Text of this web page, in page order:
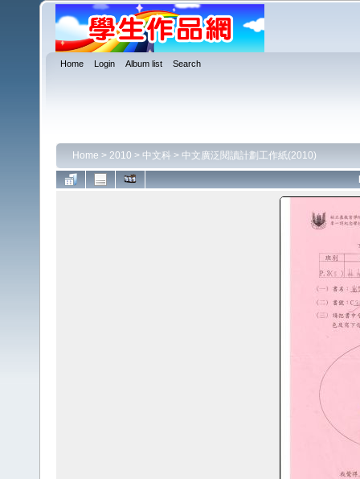
Home Login Album list Search
Home > 2010 > 中文科 > 中文廣泛閱讀計劃工作紙(2010)